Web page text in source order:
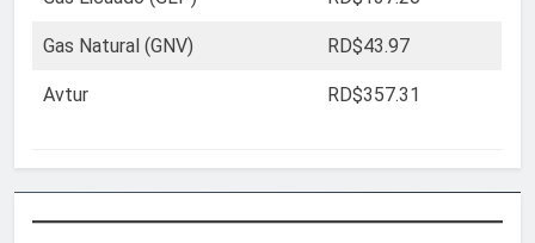
Gas Natural (GNV) RD$43.97
Avtur RD$357.31